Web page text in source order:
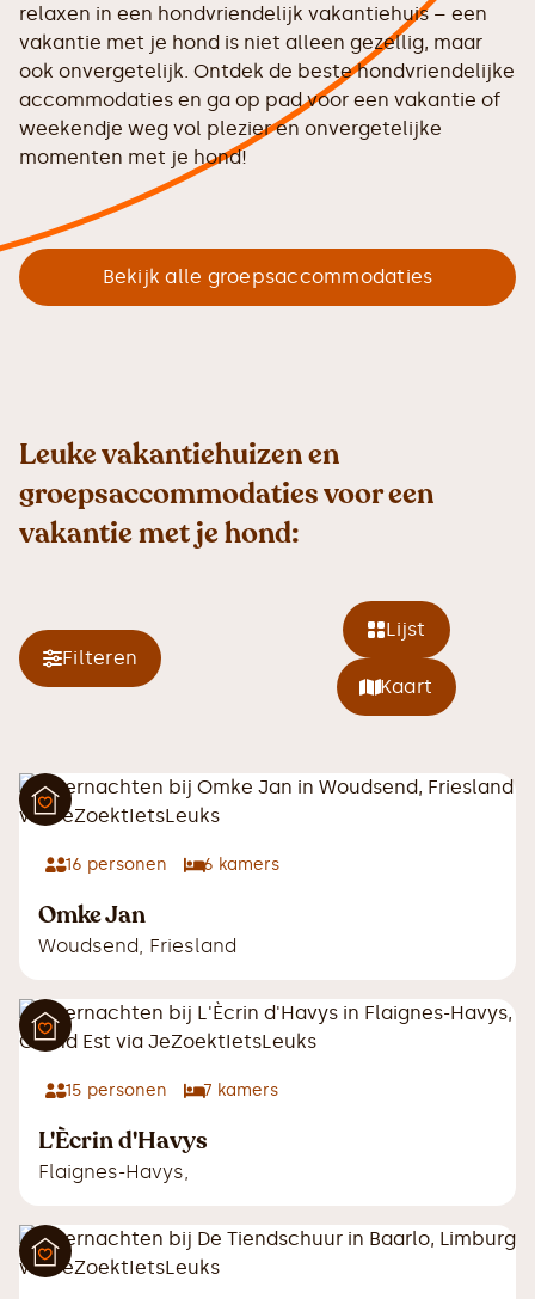
relaxen in een hondvriendelijk vakantiehuis – een
vakantie met je hond is niet alleen gezellig, maar
ook onvergetelijk. Ontdek de beste hondvriendelijke
accommodaties en ga op pad voor een vakantie of
weekendje weg vol plezier en onvergetelijke
momenten met je hond!
Bekijk alle groepsaccommodaties
Leuke vakantiehuizen en
groepsaccommodaties voor een
vakantie met je hond:
Filteren
Lijst
Kaart
16 personen 6 kamers
Omke Jan
Woudsend, Friesland
15 personen 7 kamers
L'Ècrin d'Havys
Flaignes-Havys,